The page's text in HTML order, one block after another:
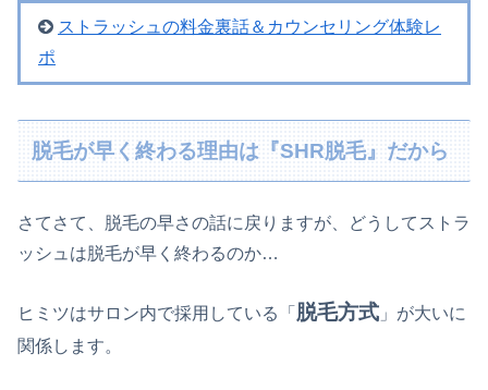
ストラッシュの料金裏話＆カウンセリング体験レ
ポ
脱毛が早く終わる理由は『SHR脱毛』だから
さてさて、脱毛の早さの話に戻りますが、どうしてストラ
ッシュは脱毛が早く終わるのか…
ヒミツはサロン内で採用している「 脱毛方式 」が大いに
関係します。